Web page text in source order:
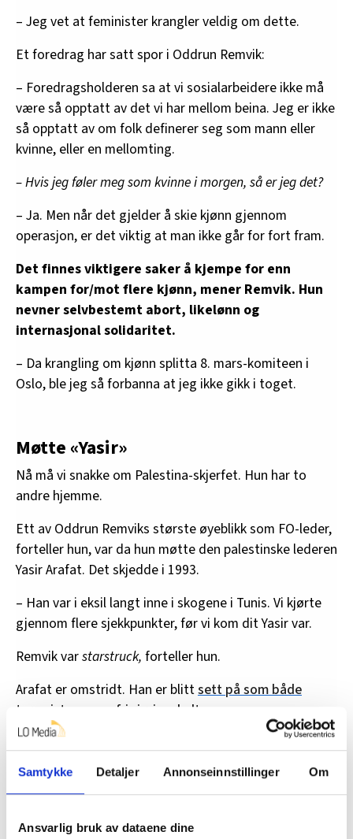
Samtykke Detaljer Annonseinnstillinger Om
Ansvarlig bruk av dataene dine
– Jeg vet at feminister krangler veldig om dette.
Et foredrag har satt spor i Oddrun Remvik:
– Foredragsholderen sa at vi sosialarbeidere ikke må
være så opptatt av det vi har mellom beina. Jeg er ikke
så opptatt av om folk definerer seg som mann eller
kvinne, eller en mellomting.
– Hvis jeg føler meg som kvinne i morgen, så er jeg det?
– Ja. Men når det gjelder å skifte kjønn gjennom
operasjon, er det viktig at man ikke går for fort fram.
Det finnes viktigere saker å kjempe for enn
kampen for/mot flere kjønn, mener Remvik. Hun
nevner selvbestemt abort, likelønn og
internasjonal solidaritet.
– Da krangling om kjønn splitta 8. mars-komiteen i
Oslo, ble jeg så forbanna at jeg ikke gikk i toget.
Møtte «Yasir»
Nå må vi snakke om Palestina-skjerfet. Hun har to
andre hjemme.
Ett av Oddrun Remviks største øyeblikk som FO-leder,
forteller hun, var da hun møtte den palestinske lederen
Yasir Arafat. Det skjedde i 1993.
– Han var i eksil langt inne i skogene i Tunis. Vi kjørte
gjennom flere sjekkpunkter, før vi kom dit Yasir var.
Remvik varstarstruck, forteller hun.
Arafat er omstridt. Han er blittsett på som både
terrorist og som frigjøringshelt
I 1994 fikk han Nobels fredspris, sammen med
israelerne
Shimon Peres og Yitzhak Rabin
På de to siste LO-kongressene har det vært strid om